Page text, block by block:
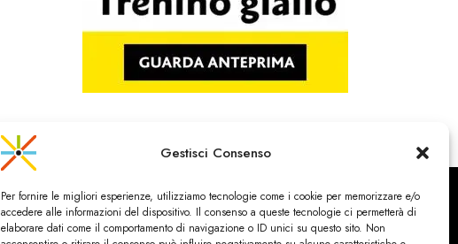
Gestisci Consenso
Per fornire le migliori esperienze, utilizziamo tecnologie come i cookie per memorizzare e/o
accedere alle informazioni del dispositivo. Il consenso a queste tecnologie ci permetterà di
elaborare dati come il comportamento di navigazione o ID unici su questo sito. Non